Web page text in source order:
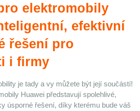
elektromobily
efektivní
řešení pro
i firmy
je tady a vy můžete být její součástí!
Huawei představují spolehlivé,
úsporné řešení, díky kterému bude váš